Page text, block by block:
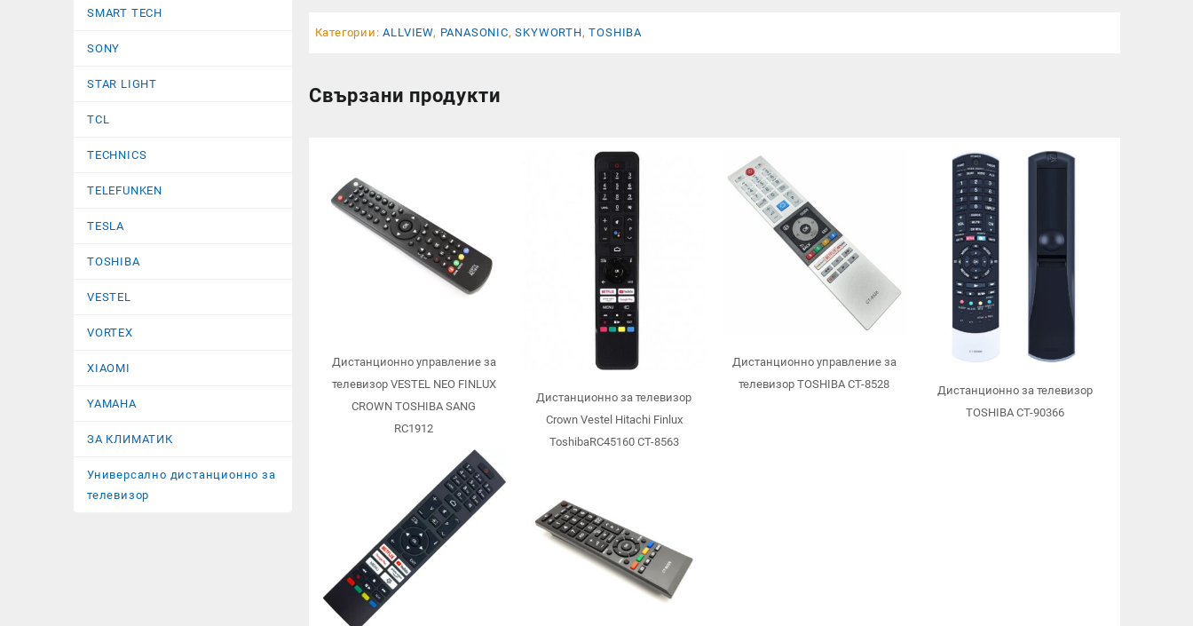
SMART TECH
SONY
STAR LIGHT
TCL
TECHNICS
TELEFUNKEN
TESLA
TOSHIBA
VESTEL
VORTEX
XIAOMI
YAMAHA
ЗА КЛИМАТИК
Универсално дистанционно за
телевизор
Категории:ALLVIEW, PANASONIC,SKYWORTH,TOSHIBA
Свързани продукти
Дистанционно управление за
телевизор VESTEL NEO FINLUX
CROWN TOSHIBA SANG
RC1912
Дистанционно за телевизор
Crown Vestel Hitachi Finlux
ToshibaRC45160 CT-8563
Дистанционно управление за
телевизор TOSHIBA CT-8528
Дистанционно за телевизор
TOSHIBA CT-90366